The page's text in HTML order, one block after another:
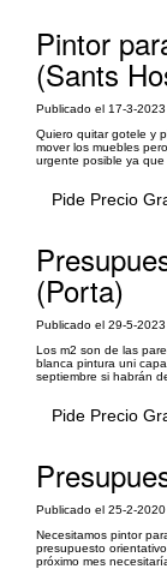
Pintor
(Sants
Publicado el 17-3-
Quiero quitar gotele y
mover los muebles
urgente posible ya
Pide Precio
(Porta)
Publicado el 29-5-
Los m2 son de las
blanca pintura uni
septiembre si habrán
Pide Precio
Publicado el 25-2-
Necesitamos pintor
presupuesto
próximo mes